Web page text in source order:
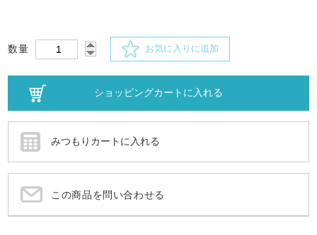
数量 お気に入りに追加
この商品を問い合わせる